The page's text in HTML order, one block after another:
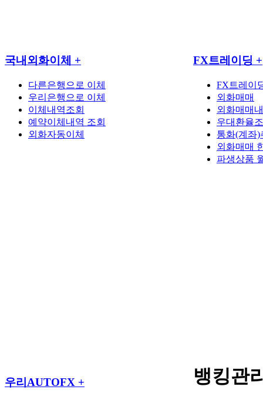
국내외화이체 +
다른은행으로 이체
우리은행으로 이체
이체내역조회
예약이체내역 조회
외화자동이체
FX트레이딩 +
FX트레이
외화매매
외화매매
우대환율
통화(계좌)
외화매매
파생상품
우리AUTOFX + 뱅킹관